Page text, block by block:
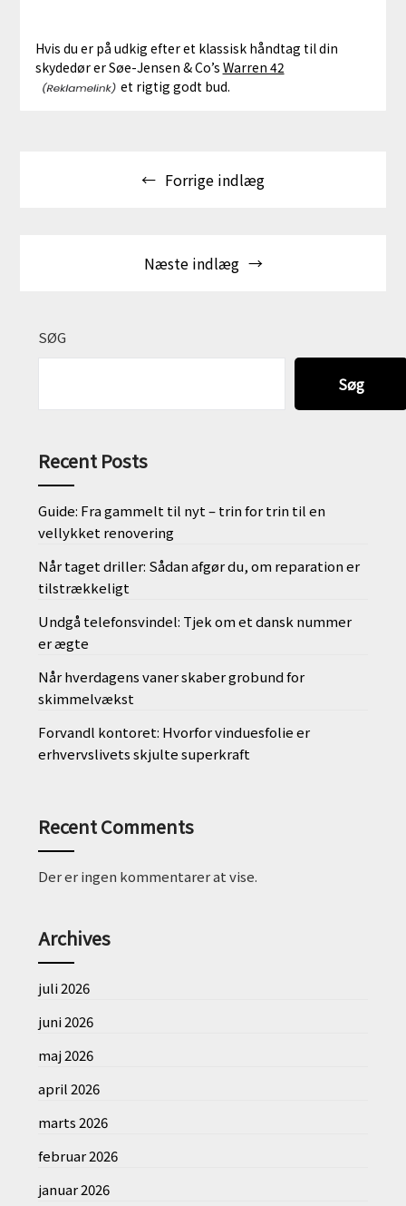
Hvis du er på udkig efter et klassisk håndtag til din
skydedør er Søe-Jensen & Co’s Warren 42
et rigtig godt bud.
Forrige indlæg
Næste indlæg
SØG
Søg
Recent Posts
Guide: Fra gammelt til nyt – trin for trin til en
vellykket renovering
Når taget driller: Sådan afgør du, om reparation er
tilstrækkeligt
Undgå telefonsvindel: Tjek om et dansk nummer
er ægte
Når hverdagens vaner skaber grobund for
skimmelvækst
Forvandl kontoret: Hvorfor vinduesfolie er
erhvervslivets skjulte superkraft
Recent Comments
Der er ingen kommentarer at vise.
Archives
juli 2026
juni 2026
maj 2026
april 2026
marts 2026
februar 2026
januar 2026